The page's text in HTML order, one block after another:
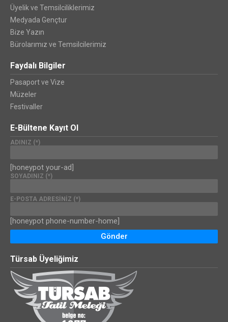
Üyelik ve Temsilciliklerimiz
Medyada Gençtur
Bize Yazın
Bürolarımız ve Temsilcilerimiz
Faydalı Bilgiler
Pasaport ve Vize
Müzeler
Festivaller
E-Bültene Kayıt Ol
ADINIZ (*)
[honeypot your-ad]
SOYADINIZ (*)
E-POSTA ADRESINIZ (*)
[honeypot phone-number-home]
Türsab Üyeliğimiz